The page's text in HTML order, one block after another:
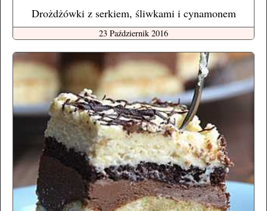
Drożdżówki z serkiem, śliwkami i cynamonem
23 Październik 2016